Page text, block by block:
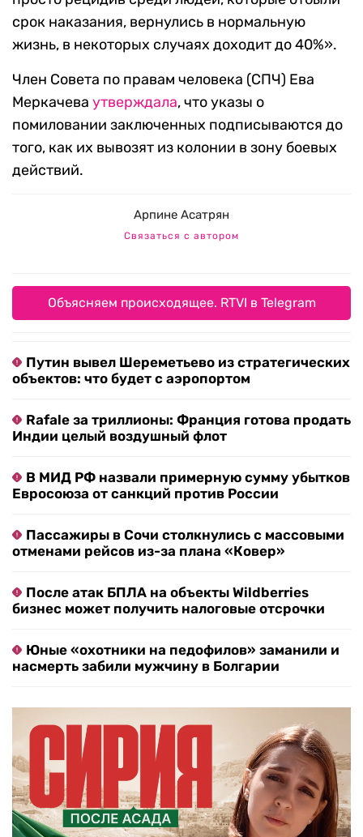
срок наказания, вернулись в нормальную
жизнь, в некоторых случаях доходит до 40%».
Член Совета по правам человека (СПЧ) Ева
Меркачева утверждала, что указы о
помиловании заключенных подписываются до
того, как их вывозят из колонии в зону боевых
действий.
Арпине Асатрян
Связаться с автором
Объясняем происходящее. RTVI в Telegram
Путин вывел Шереметьево из стратегических
объектов: что будет с аэропортом
Rafale за триллионы: Франция готова продать
Индии целый воздушный флот
В МИД РФ назвали примерную сумму убытков
Евросоюза от санкций против России
Пассажиры в Сочи столкнулись с массовыми
отменами рейсов из-за плана «Ковер»
После атак БПЛА на объекты Wildberries
бизнес может получить налоговые отсрочки
Юные «охотники на педофилов» заманили и
насмерть забили мужчину в Болгарии